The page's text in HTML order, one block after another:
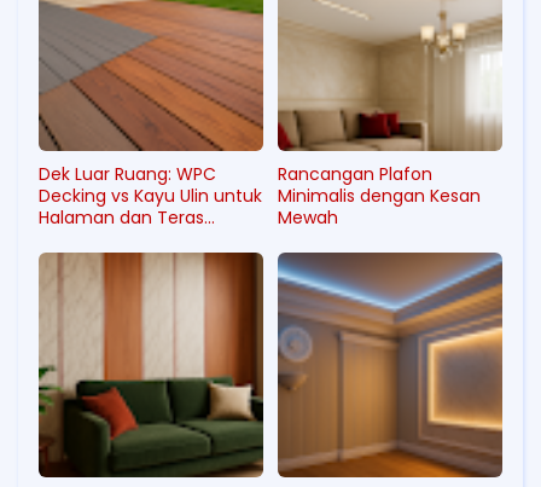
Dek Luar Ruang: WPC
Decking vs Kayu Ulin untuk
Halaman dan Teras
Rancangan Plafon
Minimalis dengan Kesan
Mewah